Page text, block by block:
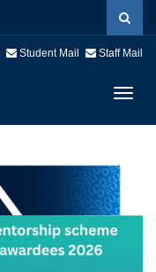
Student Mail Staff Mail